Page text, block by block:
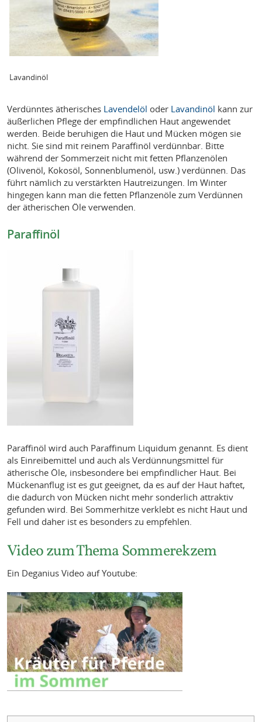
Lavandinöl
Verdünntes ätherisches Lavendelöl oder Lavandinöl kann zur
äußerlichen Pflege der empfindlichen Haut angewendet
werden. Beide beruhigen die Haut und Mücken mögen sie
nicht. Sie sind mit reinem Paraffinöl verdünnbar. Bitte
während der Sommerzeit nicht mit fetten Pflanzenölen
(Olivenöl, Kokosöl, Sonnenblumenöl, usw.) verdünnen. Das
führt nämlich zu verstärkten Hautreizungen. Im Winter
hingegen kann man die fetten Pflanzenöle zum Verdünnen
der ätherischen Öle verwenden.
Paraffinöl
Paraffinöl wird auch Paraffinum Liquidum genannt. Es dient
als Einreibemittel und auch als Verdünnungsmittel für
ätherische Öle, insbesondere bei empfindlicher Haut. Bei
Mückenanflug ist es gut geeignet, da es auf der Haut haftet,
die dadurch von Mücken nicht mehr sonderlich attraktiv
gefunden wird. Bei Sommerhitze verklebt es nicht Haut und
Fell und daher ist es besonders zu empfehlen.
Video zum Thema Sommerekzem
Ein Deganius Video auf Youtube: